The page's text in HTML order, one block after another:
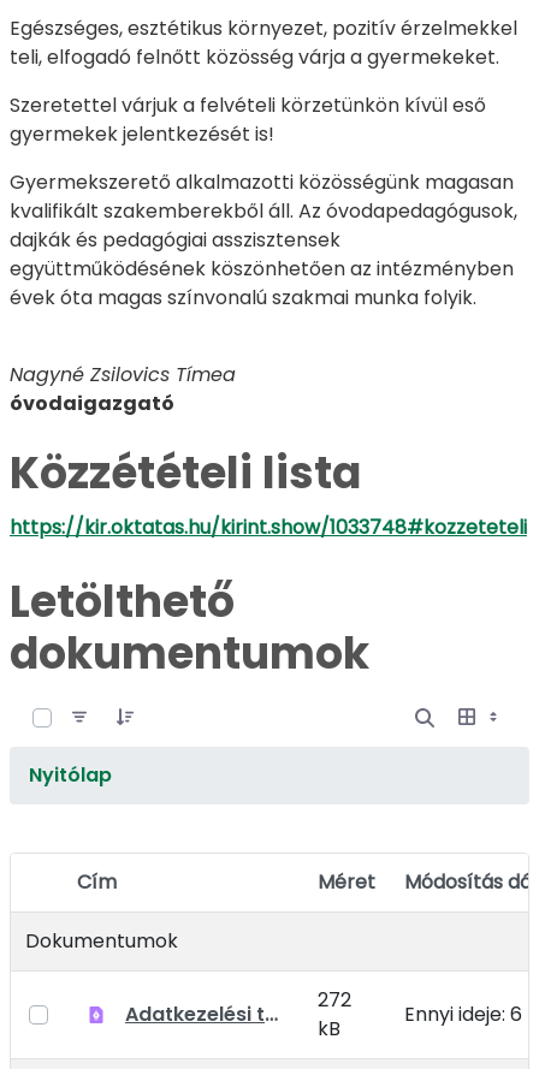
Egészséges, esztétikus környezet, pozitív érzelmekkel
teli, elfogadó felnőtt közösség várja a gyermekeket.
Szeretettel várjuk a felvételi körzetünkön kívül eső
gyermekek jelentkezését is!
Gyermekszerető alkalmazotti közösségünk magasan
kvalifikált szakemberekből áll. Az óvodapedagógusok,
dajkák és pedagógiai asszisztensek
együttműködésének köszönhetően az intézményben
évek óta magas színvonalú szakmai munka folyik.
Nagyné Zsilovics Tímea
óvodaigazgató
Közzétételi lista
https://kir.oktatas.hu/kirint.show/1033748#kozzeteteli
Letölthető
dokumentumok
Nyitólap
Elem kiválasztása
Cím Méret Módosítás
Dokumentumok
Adatkezelési tájékoztató óvodai adatkezelésekhez
272
kB
Ennyi ideje: 6